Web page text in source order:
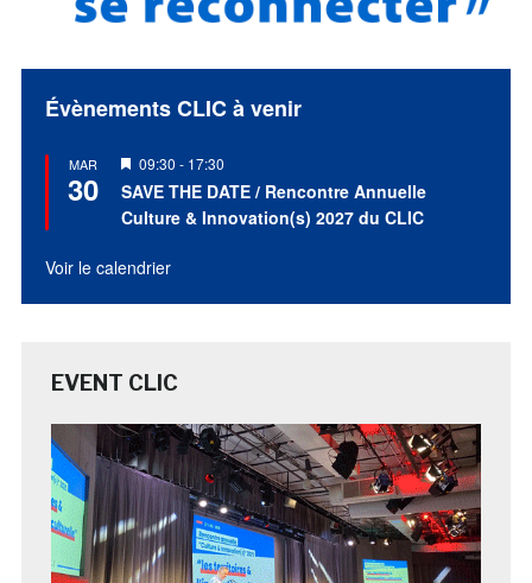
Évènements CLIC à venir
MAR
30
Mis
en
avant
09:30 - 17:30
SAVE THE DATE / Rencontre Annuelle
Culture & Innovation(s) 2027 du CLIC
Voir le calendrier
EVENT CLIC